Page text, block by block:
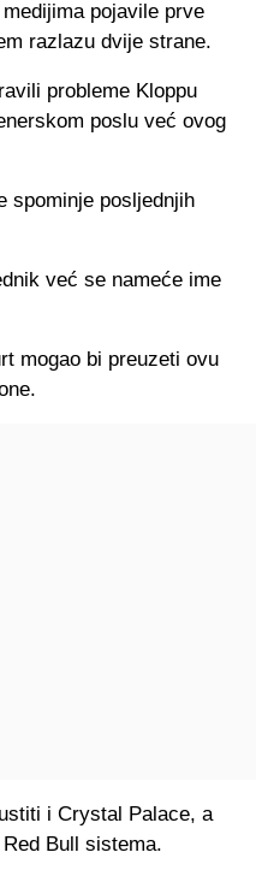
pojavile prve
razlazu dvije strane.
probleme Kloppu
poslu već ovog
spominje posljednjih
već se nameće ime
mogao bi preuzeti ovu
i Crystal Palace, a
Bull sistema.